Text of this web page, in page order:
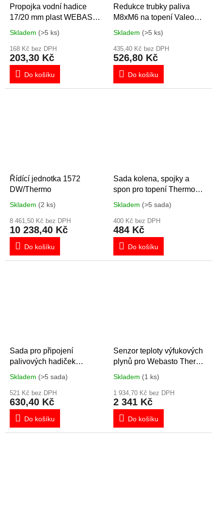
Propojka vodní hadice
17/20 mm plast WEBASTO
Skladem (>5 ks)
168 Kč bez DPH
203,30 Kč
Do košíku
Redukce trubky paliva
M8xM6 na topení Valeo
šroubení 98955A
Skladem (>5 ks)
435,40 Kč bez DPH
526,80 Kč
Do košíku
Řídící jednotka 1572
DW/Thermo
Skladem (2 ks)
8 461,50 Kč bez DPH
10 238,40 Kč
Do košíku
Sada kolena, spojky a
spon pro topení Thermo
Skladem (>5 sada)
400 Kč bez DPH
484 Kč
Do košíku
Sada pro připojení
palivových hadiček
1322837
Skladem (>5 sada)
521 Kč bez DPH
630,40 Kč
Do košíku
Senzor teploty výfukových
plynů pro Webasto Thermo
Skladem (1 ks)
1 934,70 Kč bez DPH
2 341 Kč
Do košíku